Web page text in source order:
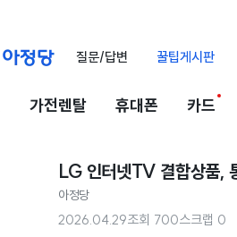
질문/답변 꿀팁게시판
가전렌탈 휴대폰 카드
LG 인터넷TV 결합상품,
아정당
2026.04.29조회 700스크랩 0